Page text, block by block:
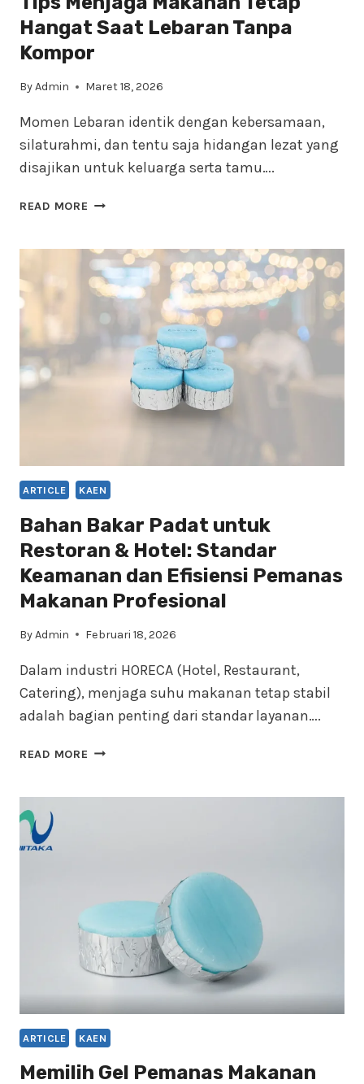
Hangat Saat Lebaran Tanpa
Kompor
ByAdmin Maret 18, 2026
Momen Lebaran identik dengan kebersamaan,
silaturahmi, dan tentu saja hidangan lezat yang
disajikan untuk keluarga serta tamu….
READ MORE TIPS
TETAP
HANGAT
SAAT
LEBARAN
TANPA
KOMPOR
ARTICLE KAEN
Bahan Bakar Padat untuk
Restoran & Hotel: Standar
Keamanan dan Efisiensi Pemanas
Makanan Profesional
ByAdmin Februari 18, 2026
Dalam industri HORECA (Hotel, Restaurant,
Catering), menjaga suhu makanan tetap stabil
adalah bagian penting dari standar layanan….
READ MORE BAHAN
KEAMANAN
EFISIENSI
PEMANAS
MAKANAN
ARTICLE KAEN
Memilih Gel Pemanas Makanan